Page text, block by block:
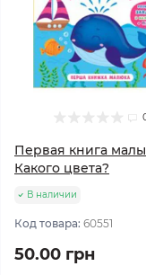
Первая книга
Какого цвета?
В наличии
Код товара: 60551
50.00 грн